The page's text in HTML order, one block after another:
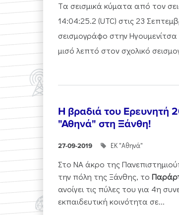
Tα σεισμικά κύματα από τον
14:04:25.2 (UTC) στις 23
σεισμογράφο στην
μισό λεπτό στον σχολικό
Η βραδιά του Ερευνητή
"Αθηνά" στη Ξάνθη!
27-09-2019 ΕΚ "Αθηνά"
Στο ΝΑ άκρο της
την πόλη της Ξάνθης, το
ανοίγει τις πύλες του για 4η
εκπαιδευτική κοινότητα σε...